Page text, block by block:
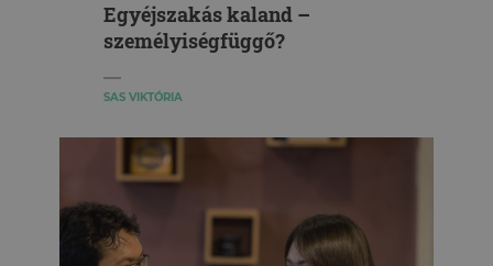
Egyéjszakás kaland –
személyiségfüggő?
SAS VIKTÓRIA